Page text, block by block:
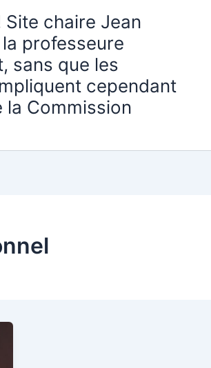
Site chaire Jean
professeure
sans que les
cependant
la Commission